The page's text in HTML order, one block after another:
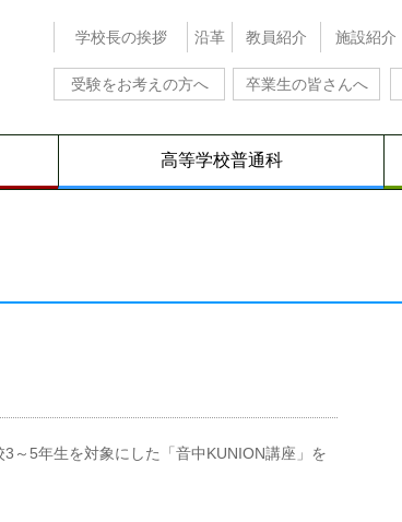
学校長の挨拶 沿革 教員紹介 施設紹介
受験をお考えの方へ 卒業生の皆さんへ
高等学校普通科
3 ～ 5年生を対象にした「音中KUNION講座」を